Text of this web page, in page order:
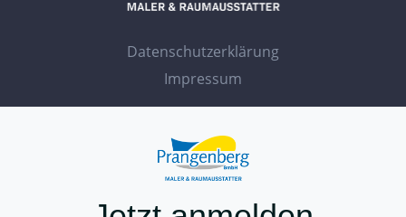
Datenschutzerklärung
Impressum